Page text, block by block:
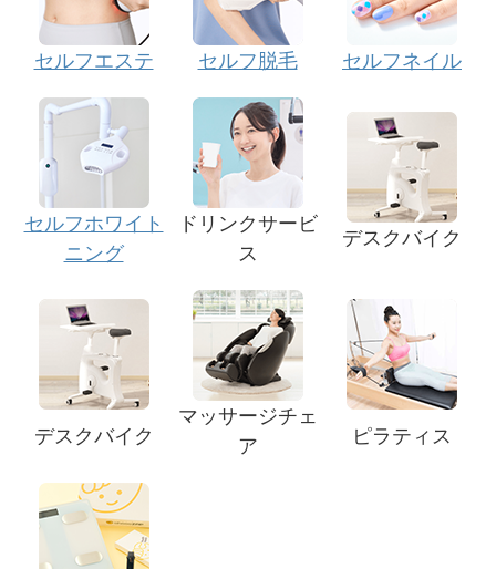
セルフエステ セルフ脱毛 セルフネイル
セルフホワイト
ニング
ドリンクサービ
ス
デスクバイク
デスクバイク
マッサージチェ
ア
ピラティス